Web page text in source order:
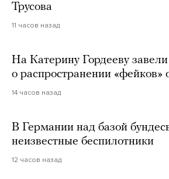
Трусова
11 часов назад
На Катерину Гордееву
о распространении «фейков»
14 часов назад
В Германии над базой
неизвестные беспилотники
12 часов назад